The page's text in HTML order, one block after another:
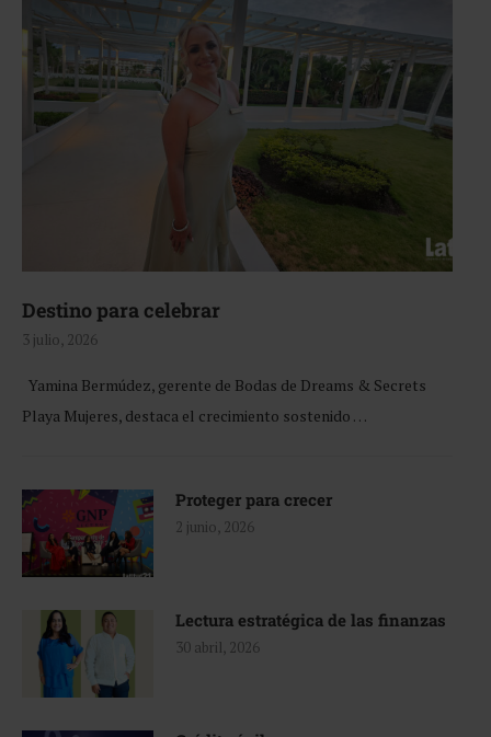
Destino para celebrar
3 julio, 2026
Yamina Bermúdez, gerente de Bodas de Dreams & Secrets
Playa Mujeres, destaca el crecimiento sostenido …
Proteger para crecer
2 junio, 2026
Lectura estratégica de las finanzas
30 abril, 2026